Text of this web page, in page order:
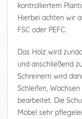
kontrolliertem
Hierbei achten wir
FSC oder PEFC.
Das Holz wird
und anschließend
Schreinern wird
Schleifen,
bearbeitet. Die
Möbel sehr